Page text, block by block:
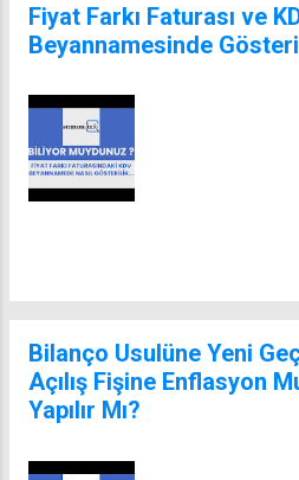
Fiyat Farkı Faturası ve
Beyannamesinde
Bilanço Usulüne Yeni
Açılış Fişine Enflasyon
Yapılır Mı?